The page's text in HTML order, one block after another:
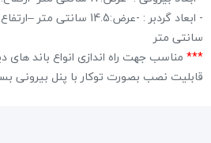
سانتی متر
*** مناسب جهت راه اندازی انواع باند
قابلیت نصب بصورت توکار با پنل بیرونی